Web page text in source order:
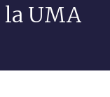
la UMA